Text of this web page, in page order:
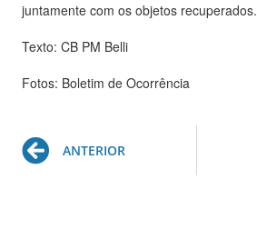
juntamente com os objetos recuperados.
Texto: CB PM Belli
Fotos: Boletim de Ocorrência
Prev
ANTERIOR